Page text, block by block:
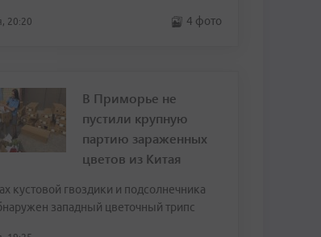
20:20 4 фото
В Приморье не
пустили крупную
партию зараженных
цветов из Китая
кустовой гвоздики и подсолнечника
западный цветочный трипс